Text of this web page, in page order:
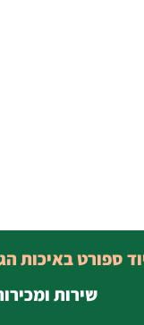
שירות
ספורט באיכות